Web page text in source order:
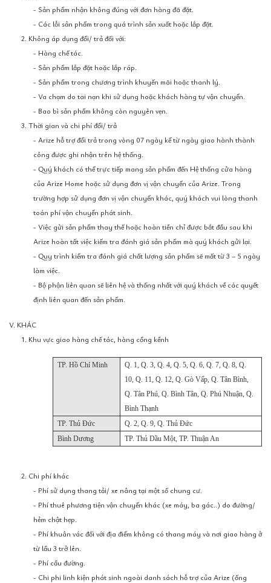
- Sản phẩm nhận không đúng với đơn hàng đã đặt.
- Các lỗi sản phẩm trong quá trình sản xuất hoặc lắp đặt.
2. Không áp dụng đổi/ trả đối với:
- Hàng chế tác.
- Sản phẩm lắp đặt hoặc lắp ráp.
- Sản phẩm trong chương trình khuyến mãi hoặc thanh lý.
- Va chạm do tai nạn khi sử dụng hoặc khách hàng tự vận chuyển.
- Bao bì sản phẩm không còn nguyên vẹn.
3. Thời gian và chi phí đổi/ trả
- Arize hỗ trợ đổi trả trong vòng 07 ngày kể từ ngày giao hành thành
công được ghi nhận trên hệ thống.
- Quý khách có thể trực tiếp mang sản phẩm đến Hệ thống cửa hàng
của Arize Home hoặc sử dụng đơn vị vận chuyển của Arize. Trong
trường hợp sử dụng đơn vị vận chuyển khác, quý khách vui lòng thanh
toán phí vận chuyển phát sinh.
- Việc gửi sản phẩm thay thế hoặc hoàn tiền chỉ được bắt đầu sau khi
Arize hoàn tất việc kiểm tra đánh giá sản phẩm mà quý khách gửi lại.
- Quy trình kiểm tra đánh giá chất lượng sản phẩm sẽ mất từ 3 – 5 ngày
làm việc.
- Bộ phận liên quan sẽ liên hệ và thống nhất với quý khách về các quyết
định liên quan đến sản phẩm.
V. KHÁC
1. Khu vực giao hàng chế tác, hàng cồng kềnh
TP. Hồ Chí Minh
Q. 1, Q. 3, Q. 4, Q. 5, Q. 6, Q. 7, Q. 8, Q.
10, Q. 11, Q. 12, Q. Gò Vấp, Q. Tân Bình,
Q. Tân Phú, Q. Bình Tân, Q. Phú Nhuận, Q.
Bình Thạnh
TP. Thủ Đức
Q. 2, Q. 9, Q. Thủ Đức
Bình Dương
TP. Thủ Dầu Một, TP. Thuận An
2. Chi phí khác
- Phí sử dụng thang tải/ xe nâng tại một số chung cư.
- Phí thuê phương tiện vận chuyển khác (xe máy, ba gác..) do đường/
hẻm chật hẹp.
- Phí khuân vác đối với địa điểm không có thang máy và nơi giao hàng ở
từ lầu 3 trở lên.
- Phí cầu đường.
- Chi phi linh kiện phát sinh ngoài danh sách hỗ trợ của Arize (ống